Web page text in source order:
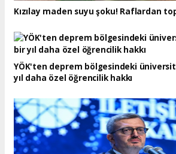
Kızılay maden suyu şoku! Raflardan
YÖK'ten deprem bölgesindeki
yıl daha özel öğrencilik hakkı